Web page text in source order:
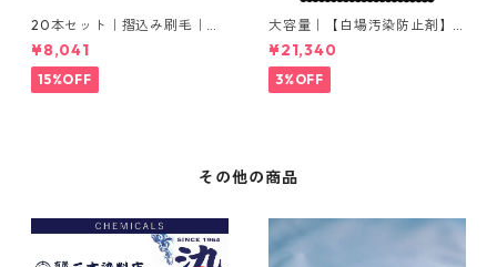
20本セット｜摺込み刷毛｜夏
毛（毛質が硬い）0.5分
¥8,041
15%OFF
大容量｜【白場汚染防止剤】
｜2kg×5本｜ホワイトクリー
ナＭ
¥21,340
3%OFF
その他の商品